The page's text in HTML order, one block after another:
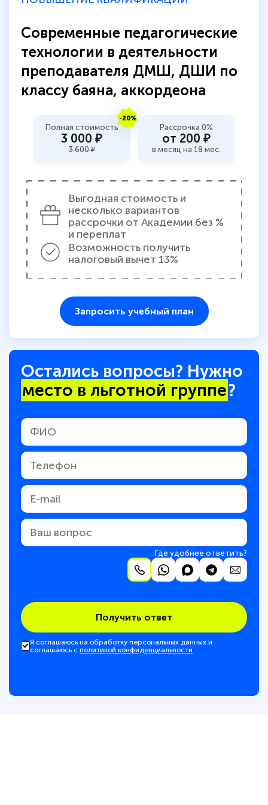
количество тематической литературы,
пособий и учебников доступно на время
прохождения курса, удобная система
аттестации, проблем не возникло ни на
каком этапе…
Современные педагогические
технологии в деятельности
преподавателя ДМШ, ДШИ по
классу баяна, аккордеона
-20%
Полная стоимость
3 000 ₽
3 600 ₽
Рассрочка 0%
от 200 ₽
в месяц на 18 мес.
Выгодная стоимость и
несколько вариантов
рассрочки от Академии без %
и переплат
Возможность получить
налоговый вычет 13%
Запросить учебный план
Остались вопросы? Нужно
место в льготной группе?
Где удобнее ответить?
Получить ответ
Я соглашаюсь на обработку персональных данных и
соглашаюсь с политикой конфиденциальности